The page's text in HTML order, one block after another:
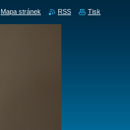
Mapa stránek RSS Tisk